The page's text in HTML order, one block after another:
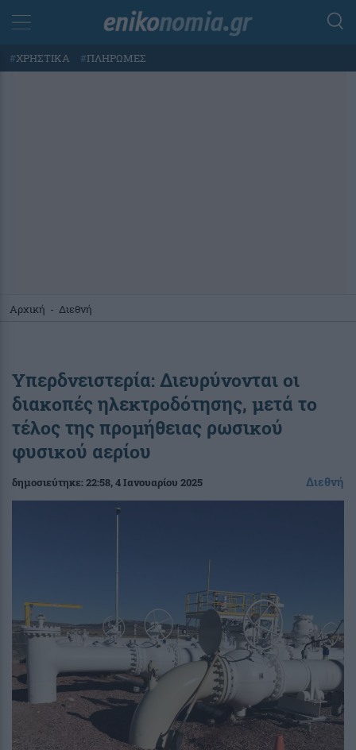
#ΧΡΗΣΤΙΚΑ #ΠΛΗΡΩΜΕΣ
Αρχική - Διεθνή
Υπερδνειστερία: Διευρύνονται οι
διακοπές ηλεκτροδότησης, μετά το
τέλος της προμήθειας ρωσικού
φυσικού αερίου
δημοσιεύτηκε:22:58, 4 Ιανουαρίου 2025 Διεθνή